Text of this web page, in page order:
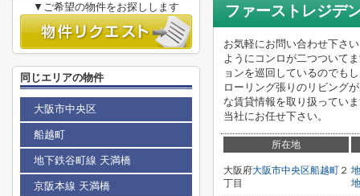
ファーストレジデ
お気軽にお問い合わせ下さ
ようにコンロが二つついて
ョンを巡回しているのでも
ローリング張りのリビング
な賃貸情報を取り扱ってい
当社にお任せ下さい。
所在地
大阪府大阪市中央区船越町 ２
丁目
▼ご希望の物件をお探しします
同じエリアの物件
大阪市中央区
船越町
地下鉄谷町線 天満橋
京阪本線 天満橋